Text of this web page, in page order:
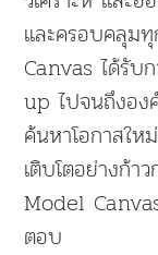
และครอบคลุม
Canvas ได้รับ
up ไปจนถึงอง
ค้นหาโอกาสใ
เติบโตอย่างก้า
Model
ตอบ